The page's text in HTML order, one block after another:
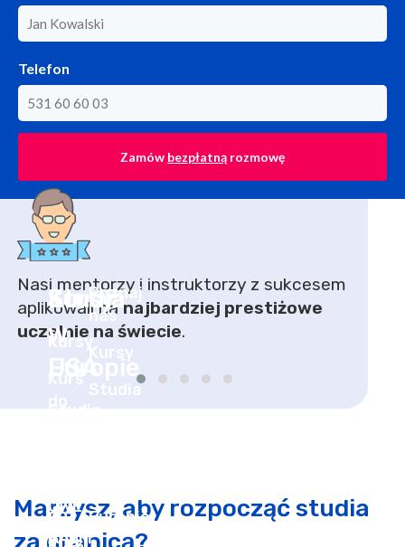
Nasi mentorzy i instruktorzy z sukcesem
aplikowali nanajbardziej prestiżowe
uczelnie na świecie.
Telefon
Zamów bezpłatną rozmowę
Marzysz, aby rozpocząć studia